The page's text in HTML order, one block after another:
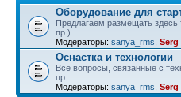
Оборудование для
Предлагаем размещать здесь
пр.)
Модераторы: sanya_rms Serg
Оснастка и технологии
Все вопросы, связанные с
пр.
Модераторы: sanya_rms Serg